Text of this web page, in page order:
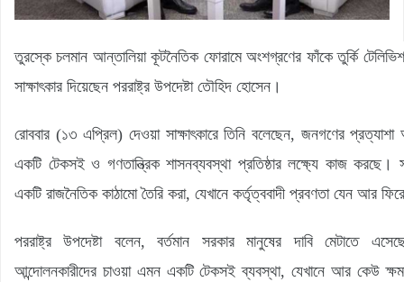
তুরস্কে চলমান আন্তালিয়া কূটনৈতিক ফোরামে অংশগ্রণের ফাঁকে তুর্কি
সাক্ষাৎকার দিয়েছেন পররাষ্ট্র উপদেষ্টা তৌহিদ হোসেন।
রোববার (১৩ এপ্রিল) দেওয়া সাক্ষাৎকারে তিনি বলেছেন, জনগণের প্রত্যাশা
একটি টেকসই ও গণতান্ত্রিক শাসনব্যবস্থা প্রতিষ্ঠার লক্ষ্যে কাজ
একটি রাজনৈতিক কাঠামো তৈরি করা, যেখানে কর্তৃত্ববাদী প্রবণতা যেন আর
পররাষ্ট্র উপদেষ্টা বলেন, বর্তমান সরকার মানুষের দাবি মেটাতে
আন্দোলনকারীদের চাওয়া এমন একটি টেকসই ব্যবস্থা, যেখানে আর কেউ